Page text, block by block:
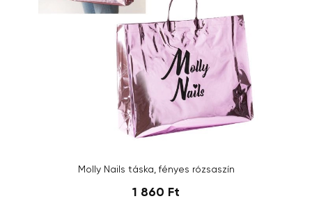
Molly Nails táska, fényes rózsaszín
1 860 Ft